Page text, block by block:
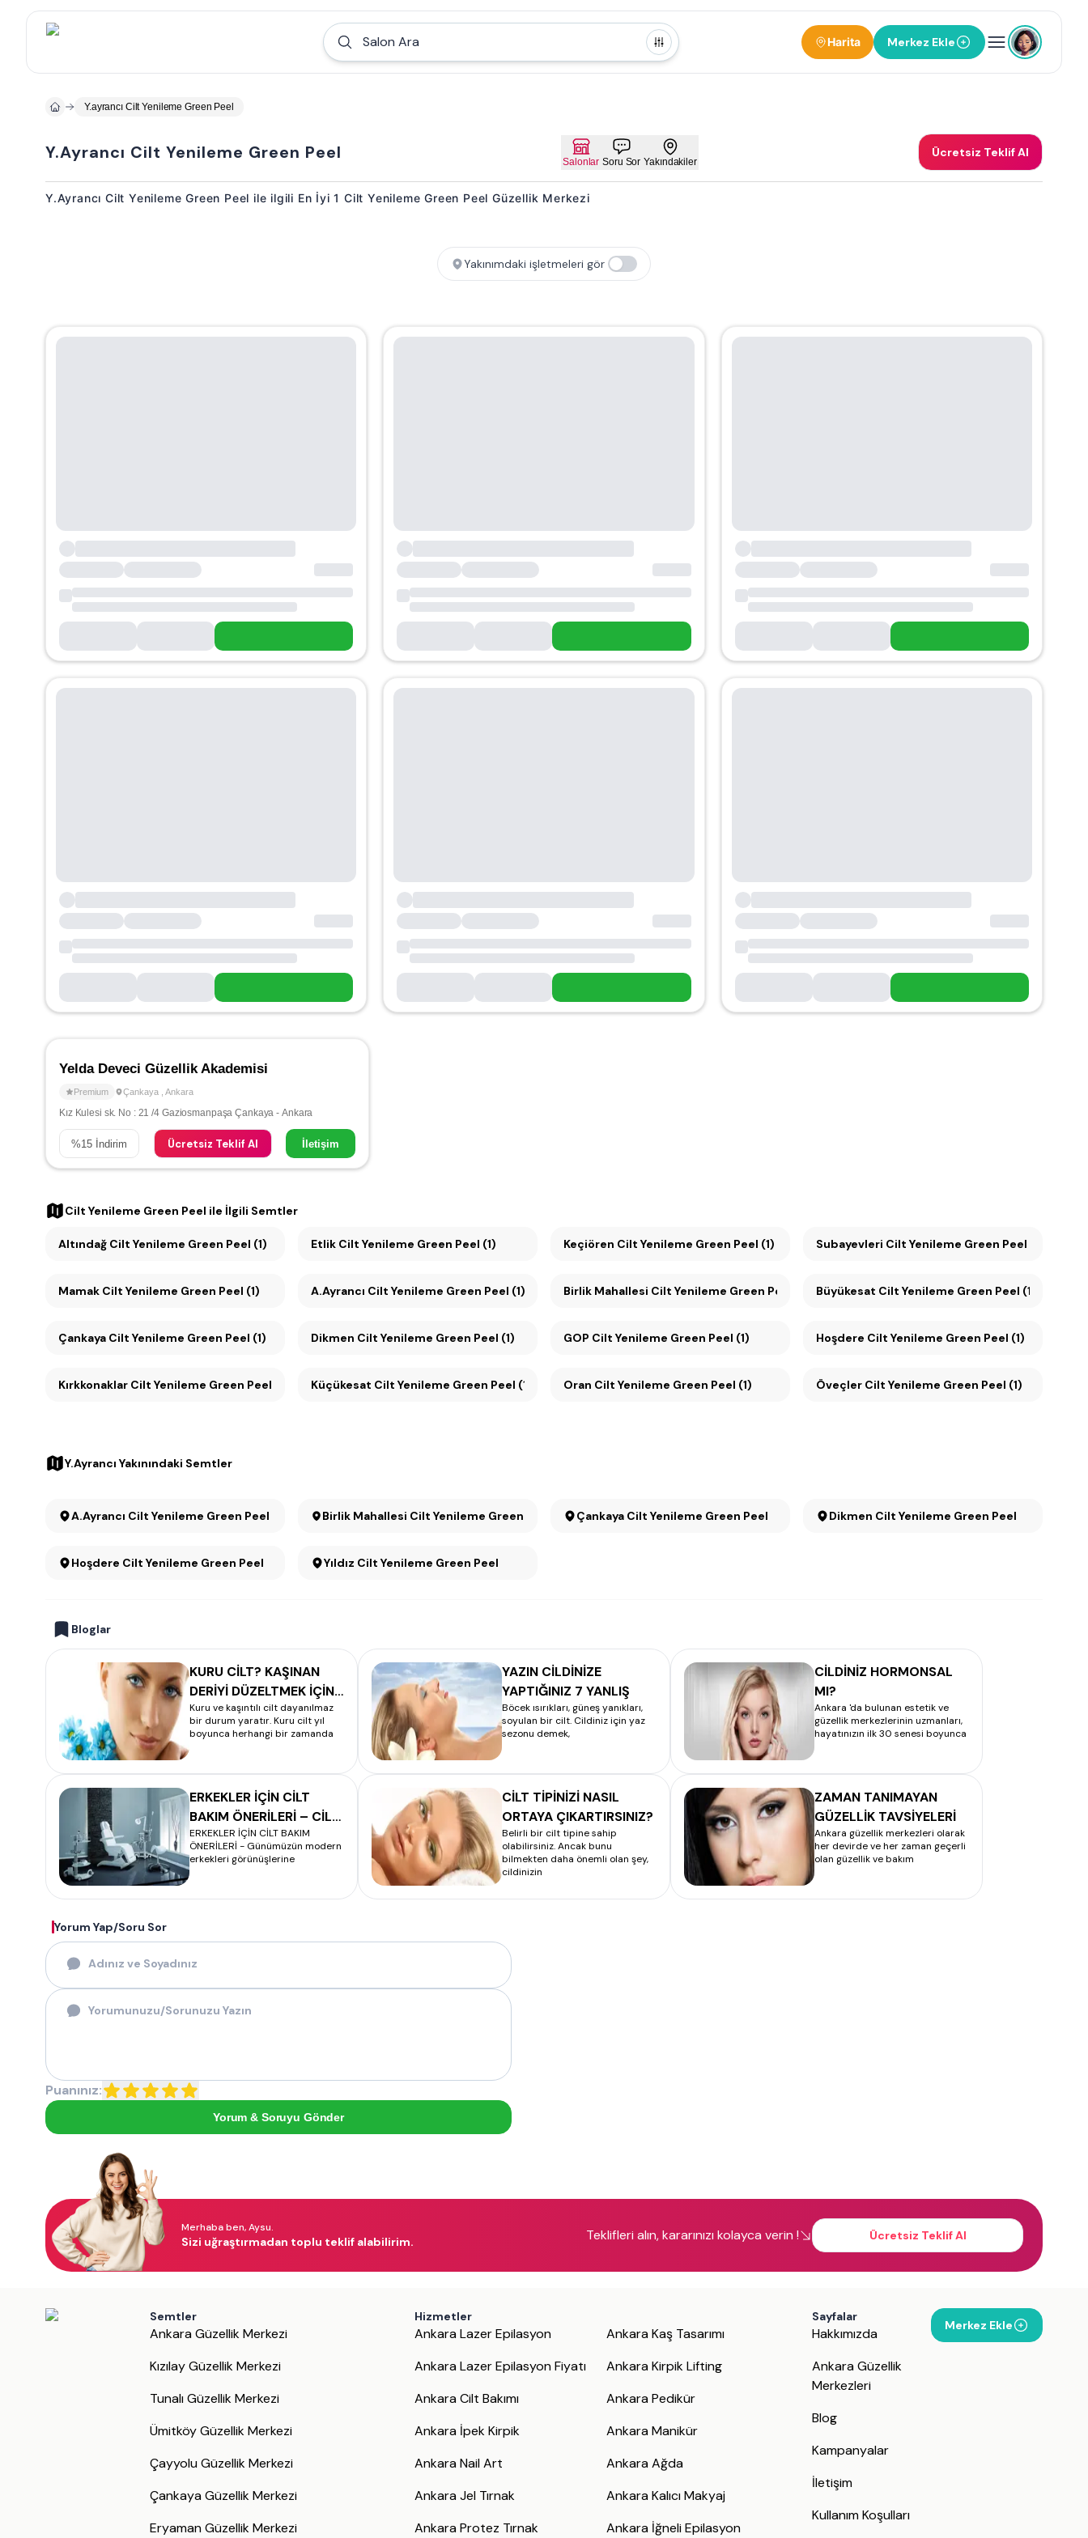
Salon Ara Harita Merkez Ekle
Y.ayrancı Cilt Yenileme Green Peel
Y.Ayrancı Cilt Yenileme Green Peel Salonlar Soru Sor Yakındakiler
Ücretsiz Teklif Al
Y.Ayrancı Cilt Yenileme Green Peel ile ilgili En İyi 1 Cilt Yenileme Green Peel Güzellik Merkezi
Yakınımdaki işletmeleri gör
Yelda Deveci Güzellik Akademisi
Premium Çankaya Ankara
Kız Kulesi sk. No : 21 /4 Gaziosmanpaşa Çankaya - Ankara
%15 İndirim Ücretsiz Teklif Al İletişim
Cilt Yenileme Green Peel ile İlgili Semtler
Altındağ Cilt Yenileme Green Peel (1) Etlik Cilt Yenileme Green Peel (1) Keçiören Cilt Yenileme Green Peel (1) Subayevleri Cilt Yenileme Green Peel (1)
Mamak Cilt Yenileme Green Peel (1) A.Ayrancı Cilt Yenileme Green Peel (1) Birlik Mahallesi Cilt Yenileme Green Peel (1) Büyükesat Cilt Yenileme Green Peel (1)
Çankaya Cilt Yenileme Green Peel (1) Dikmen Cilt Yenileme Green Peel (1) GOP Cilt Yenileme Green Peel (1) Hoşdere Cilt Yenileme Green Peel (1)
Kırkkonaklar Cilt Yenileme Green Peel (1) Küçükesat Cilt Yenileme Green Peel (1) Oran Cilt Yenileme Green Peel (1) Öveçler Cilt Yenileme Green Peel (1)
Y.Ayrancı Yakınındaki Semtler
A.Ayrancı Cilt Yenileme Green Peel Birlik Mahallesi Cilt Yenileme Green Peel Çankaya Cilt Yenileme Green Peel Dikmen Cilt Yenileme Green Peel
Hoşdere Cilt Yenileme Green Peel Yıldız Cilt Yenileme Green Peel
Bloglar
KURU CİLT? KAŞINAN
DERİYİ DÜZELTMEK İÇİN
25 EN İYİ YÖNTEM
Kuru ve kaşıntılı cilt dayanılmaz
bir durum yaratır. Kuru cilt yıl
boyunca herhangi bir zamanda
YAZIN CİLDİNİZE
YAPTIĞINIZ 7 YANLIŞ
Böcek ısırıkları, güneş yanıkları,
soyulan bir cilt. Cildiniz için yaz
sezonu demek,
CİLDİNİZ HORMONSAL
MI?
Ankara 'da bulunan estetik ve
güzellik merkezlerinin uzmanları,
hayatınızın ilk 30 senesi boyunca
ERKEKLER İÇİN CİLT
BAKIM ÖNERİLERİ – CİLT
BAKIMI
ERKEKLER İÇİN CİLT BAKIM
ÖNERİLERİ - Günümüzün modern
erkekleri görünüşlerine
CİLT TİPİNİZİ NASIL
ORTAYA ÇIKARTIRSINIZ?
Belirli bir cilt tipine sahip
olabilirsiniz. Ancak bunu
bilmekten daha önemli olan şey,
cildinizin
ZAMAN TANIMAYAN
GÜZELLİK TAVSİYELERİ
Ankara güzellik merkezleri olarak
her devirde ve her zaman geçerli
olan güzellik ve bakım
Yorum Yap/Soru Sor
Puanınız:
Yorum & Soruyu Gönder
Merhaba ben, Aysu.
Sizi uğraştırmadan toplu teklif alabilirim. Teklifleri alın, kararınızı kolayca verin ! Ücretsiz Teklif Al
Semtler
Ankara Güzellik Merkezi
Kızılay Güzellik Merkezi
Tunalı Güzellik Merkezi
Ümitköy Güzellik Merkezi
Çayyolu Güzellik Merkezi
Çankaya Güzellik Merkezi
Eryaman Güzellik Merkezi
Hizmetler
Ankara Lazer Epilasyon
Ankara Lazer Epilasyon Fiyatı
Ankara Cilt Bakımı
Ankara İpek Kirpik
Ankara Nail Art
Ankara Jel Tırnak
Ankara Protez Tırnak
Ankara Kaş Tasarımı
Ankara Kirpik Lifting
Ankara Pedikür
Ankara Manikür
Ankara Ağda
Ankara Kalıcı Makyaj
Ankara İğneli Epilasyon
Sayfalar
Hakkımızda
Ankara Güzellik
Merkezleri
Blog
Kampanyalar
İletişim
Kullanım Koşulları
Merkez Ekle